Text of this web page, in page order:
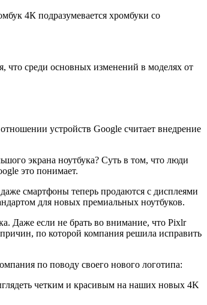
4К подразумевается хромбуки со
что среди основных изменений в моделях от
устройств Google считает внедрение
экрана ноутбука? Суть в том, что люди
это понимает.
смартфоны теперь продаются с дисплеями
для новых премиальных ноутбуков.
Даже если не брать во внимание, что Pixlr
по которой компания решила исправить
по поводу своего нового логотипа:
четким и красивым на наших новых 4K